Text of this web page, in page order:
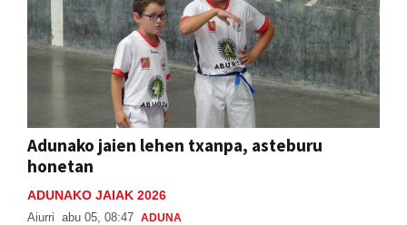
Adunako jaien lehen txanpa, asteburu
honetan
ADUNAKO JAIAK 2026
Aiurri abu 05, 08:47 ADUNA